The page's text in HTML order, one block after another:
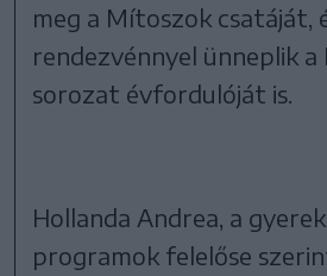
meg a Mítoszok csatáját,
rendezvénnyel ünneplik
sorozat évfordulóját is.
Hollanda Andrea, a
programok felelőse